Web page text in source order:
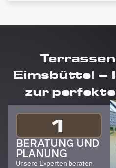
Eimsbüttel –
zur
1
BERATUNG UND
PLANUNG
Unsere Experten beraten